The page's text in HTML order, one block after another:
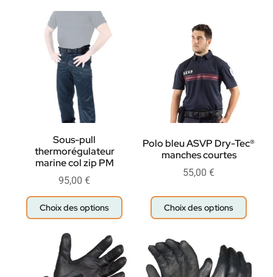
Sous-pull
thermorégulateur
marine col zip PM
95,00 €
Choix des options
Polo bleu ASVP Dry-Tec®
manches courtes
55,00 €
Choix des options